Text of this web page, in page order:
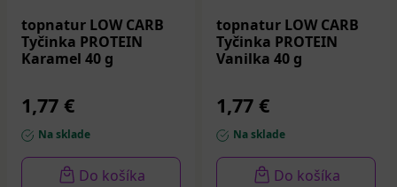
topnatur LOW CARB
Tyčinka PROTEIN
Karamel 40 g
1,77 €
Na sklade
Do košíka
topnatur LOW CARB
Tyčinka PROTEIN
Vanilka 40 g
1,77 €
Na sklade
Do košíka